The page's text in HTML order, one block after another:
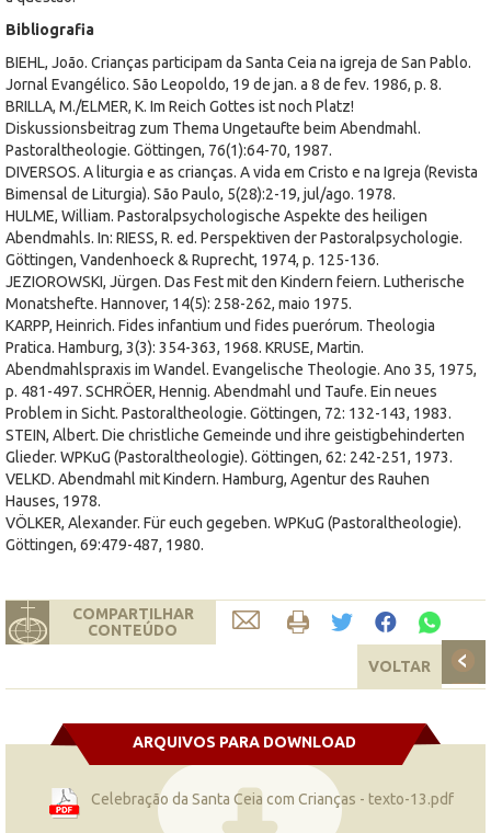
Bibliografia
BIEHL, João. Crianças participam da Santa Ceia na igreja de San Pablo.
Jornal Evangélico. São Leopoldo, 19 de jan. a 8 de fev. 1986, p. 8.
BRILLA, M./ELMER, K. Im Reich Gottes ist noch Platz!
Diskussionsbeitrag zum Thema Ungetaufte beim Abendmahl.
Pastoraltheologie. Göttingen, 76(1):64-70, 1987.
DIVERSOS. A liturgia e as crianças. A vida em Cristo e na Igreja (Revista
Bimensal de Liturgia). São Paulo, 5(28):2-19, jul/ago. 1978.
HULME, William. Pastoralpsychologische Aspekte des heiligen
Abendmahls. In: RIESS, R. ed. Perspektiven der Pastoralpsychologie.
Göttingen, Vandenhoeck & Ruprecht, 1974, p. 125-136.
JEZIOROWSKI, Jürgen. Das Fest mit den Kindern feiern. Lutherische
Monatshefte. Hannover, 14(5): 258-262, maio 1975.
KARPP, Heinrich. Fides infantium und fides puerórum. Theologia
Pratica. Hamburg, 3(3): 354-363, 1968. KRUSE, Martin.
Abendmahlspraxis im Wandel. Evangelische Theologie. Ano 35, 1975,
p. 481-497. SCHRÖER, Hennig. Abendmahl und Taufe. Ein neues
Problem in Sicht. Pastoraltheologie. Göttingen, 72: 132-143, 1983.
STEIN, Albert. Die christliche Gemeinde und ihre geistigbehinderten
Glieder. WPKuG (Pastoraltheologie). Göttingen, 62: 242-251, 1973.
VELKD. Abendmahl mit Kindern. Hamburg, Agentur des Rauhen
Hauses, 1978.
VÖLKER, Alexander. Für euch gegeben. WPKuG (Pastoraltheologie).
Göttingen, 69:479-487, 1980.
COMPARTILHAR
CONTEÚDO
VOLTAR
ARQUIVOS PARA DOWNLOAD
Celebração da Santa Ceia com Crianças - texto-13.pdf